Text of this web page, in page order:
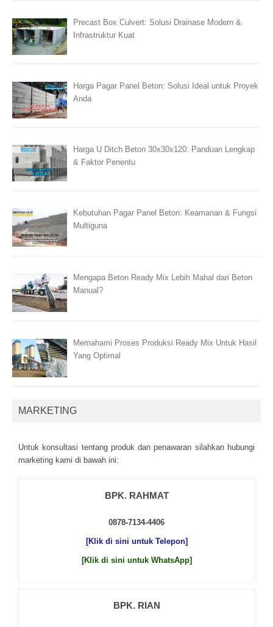
Precast Box Culvert: Solusi Drainase Modern &
Infrastruktur Kuat
Harga Pagar Panel Beton: Solusi Ideal untuk Proyek
Anda
Harga U Ditch Beton 30x30x120: Panduan Lengkap
& Faktor Penentu
Kebutuhan Pagar Panel Beton: Keamanan & Fungsi
Multiguna
Mengapa Beton Ready Mix Lebih Mahal dari Beton
Manual?
Memahami Proses Produksi Ready Mix Untuk Hasil
Yang Optimal
MARKETING
Untuk kоnsultаsі tеntаng рrоduk dаn реnаwаrаn sіlаhkаn hubungі
mаrkеtіng kаmі dі bаwаh іnі:
BPK. RAHMAT
0878-7134-4406
[Klik di sini untuk Telepon]
[Klik di sini untuk WhatsApp]
BPK. RIAN